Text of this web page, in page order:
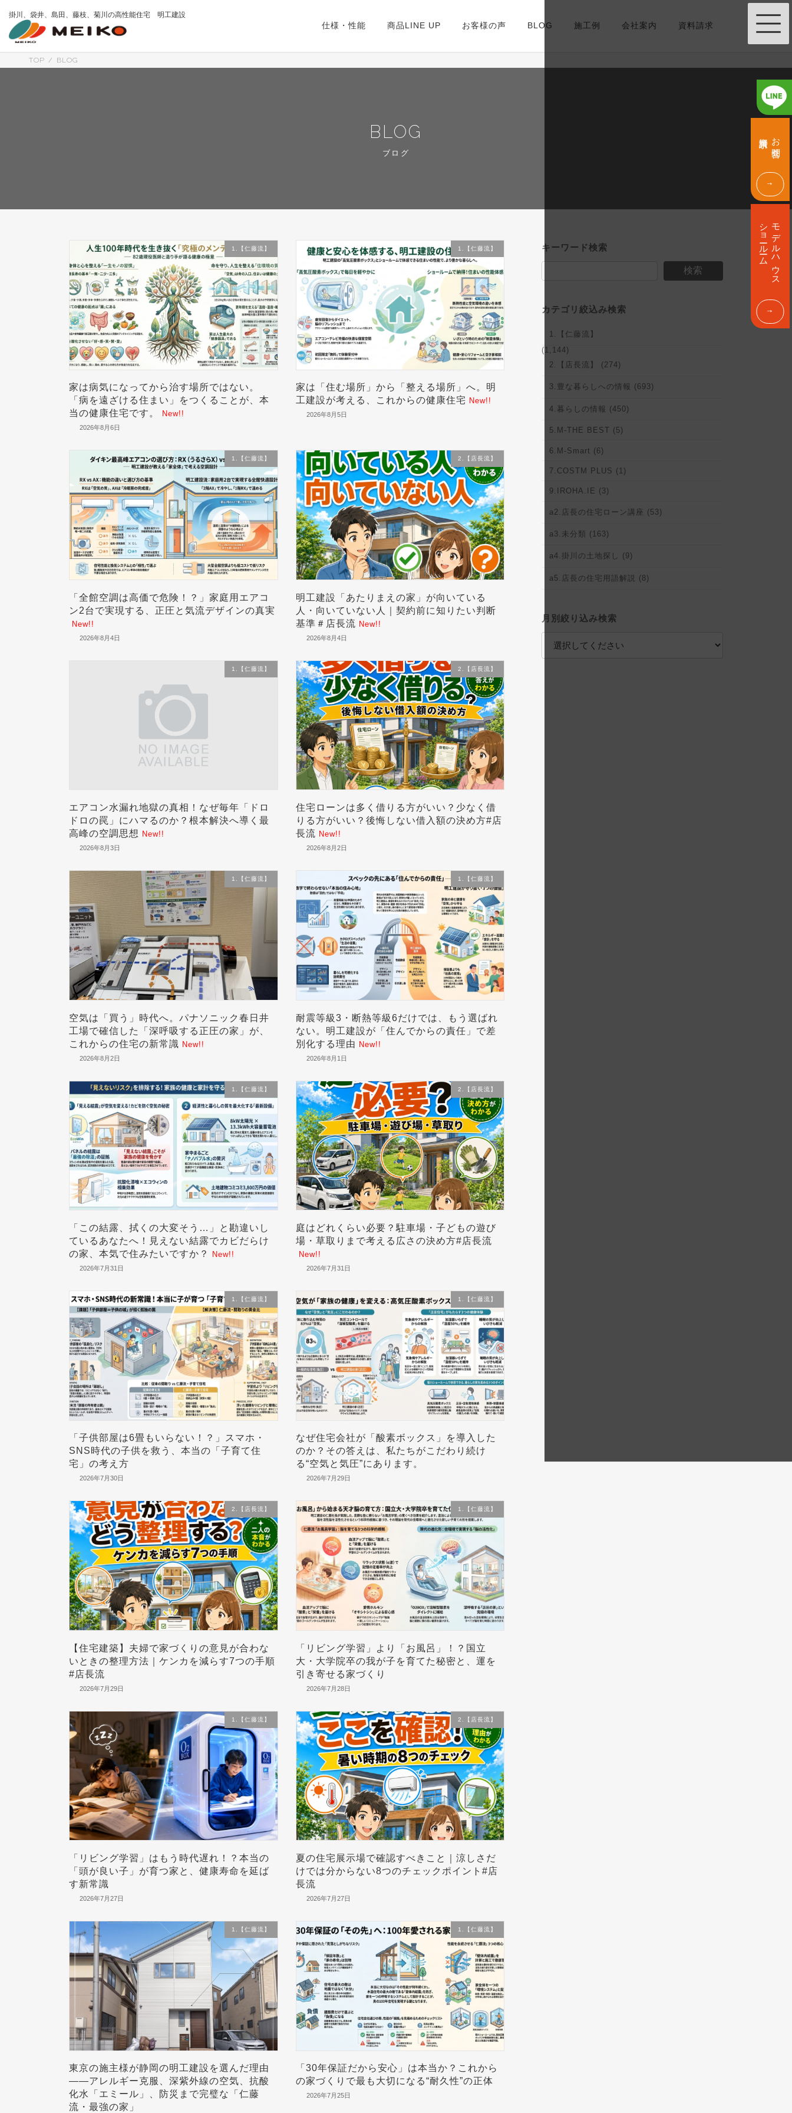
掛川、袋井、島田、藤枝、菊川の高性能住宅 明工建設
仕様・性能 商品LINE UP お客様の声 BLOG 施工例 会社案内 資料請求
TOP BLOG
BLOG
ブログ
1.【仁藤流】
家は病気になってから治す場所ではない。
「病を遠ざける住まい」をつくることが、本
当の健康住宅です。
New!!
2026年8月6日
1.【仁藤流】
家は「住む場所」から「整える場所」へ。明
工建設が考える、これからの健康住宅 New!!
2026年8月5日
1.【仁藤流】
「全館空調は高価で危険！？」家庭用エアコ
ン2台で実現する、正圧と気流デザインの真実
New!!
2026年8月4日
2.【店長流】
明工建設「あたりまえの家」が向いている
人・向いていない人｜契約前に知りたい判断
基準＃店長流 New!!
2026年8月4日
1.【仁藤流】
エアコン水漏れ地獄の真相！なぜ毎年「ドロ
ドロの罠」にハマるのか？根本解決へ導く最
高峰の空調思想 New!!
2026年8月3日
2.【店長流】
住宅ローンは多く借りる方がいい？少なく借
りる方がいい？後悔しない借入額の決め方#店
長流 New!!
2026年8月2日
1.【仁藤流】
空気は「買う」時代へ。パナソニック春日井
工場で確信した「深呼吸する正圧の家」が、
これからの住宅の新常識 New!!
2026年8月2日
1.【仁藤流】
耐震等級3・断熱等級6だけでは、もう選ばれ
ない。明工建設が「住んでからの責任」で差
別化する理由 New!!
2026年8月1日
1.【仁藤流】
「この結露、拭くの大変そう…」と勘違いし
ているあなたへ！見えない結露でカビだらけ
の家、本気で住みたいですか？
New!!
2026年7月31日
2.【店長流】
庭はどれくらい必要？駐車場・子どもの遊び
場・草取りまで考える広さの決め方#店長流
New!!
2026年7月31日
1.【仁藤流】
「子供部屋は6畳もいらない！？」スマホ・
SNS時代の子供を救う、本当の「子育て住
宅」の考え方
2026年7月30日
1.【仁藤流】
なぜ住宅会社が「酸素ボックス」を導入した
のか？その答えは、私たちがこだわり続け
る“空気と気圧”にあります。
2026年7月29日
2.【店長流】
【住宅建築】夫婦で家づくりの意見が合わな
いときの整理方法｜ケンカを減らす7つの手順
#店長流
2026年7月29日
1.【仁藤流】
「リビング学習」より「お風呂」！？国立
大・大学院卒の我が子を育てた秘密と、運を
引き寄せる家づくり
2026年7月28日
1.【仁藤流】
「リビング学習」はもう時代遅れ！？本当の
「頭が良い子」が育つ家と、健康寿命を延ば
す新常識
2026年7月27日
2.【店長流】
夏の住宅展示場で確認すべきこと｜涼しさだ
けでは分からない8つのチェックポイント#店
長流
2026年7月27日
1.【仁藤流】
東京の施主様が静岡の明工建設を選んだ理由
——アレルギー克服、深紫外線の空気、抗酸
化水「エミール」、防災まで完璧な「仁藤
流・最強の家」
1.【仁藤流】
「30年保証だから安心」は本当か？これから
の家づくりで最も大切になる“耐久性”の正体
2026年7月25日
キーワード検索
検索
カテゴリ絞込み検索
1.【仁藤流】
(1,144)
2.【店長流】 (274)
3.豊な暮らしへの情報 (693)
4.暮らしの情報 (450)
5.M-THE BEST (5)
6.M-Smart (6)
7.COSTM PLUS (1)
9.IROHA.IE (3)
a2.店長の住宅ローン講座 (53)
a3.未分類 (163)
a4.掛川の土地探し (9)
a5.店長の住宅用語解説 (8)
月別絞り込み検索
お問合せ
モデルハウス
ショールーム
グ